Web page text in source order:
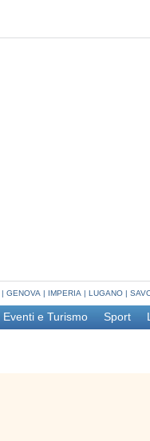
| GENOVA | IMPERIA | LUGANO |
Eventi e Turismo Sport